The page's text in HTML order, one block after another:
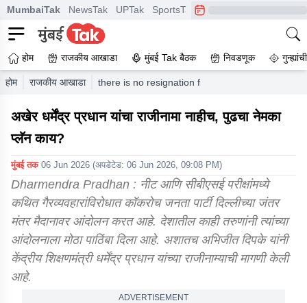
MumbaiTak NewsTak UPTak SportsTak CrimeTak
होम राजकीय आखाडा मुंबई Tak बैठक निवडणूक
होम राजकीय आखाडा there is no resignation from dharmendra
अखेर धर्मेंद्र प्रधान यांचा राजीनामा नाहीच, पुढचा नेमका
प्लॅन काय?
मुंबई तक 06 Jun 2026 (अपडेटेड: 06 Jun 2026, 09:08 PM)
Dharmendra Pradhan : नीट आणि सीबीएसई परीक्षांमध्ये
कथित गैरव्यवहारांविरोधात कॉकरोच जनता पार्टी दिल्लीच्या जंतर
मंतर मैदानावर आंदोलन करत आहे. देशातील काही तरुणांनी त्यांच्या
आंदोलनाला मोठा पाठिंबा दिला आहे. अशातच अभिजीत दिपके यांनी
केंद्रीय शिक्षणमंत्री धर्मेंद्र प्रधान यांच्या राजीनाम्याची मागणी केली
आहे.
ADVERTISEMENT